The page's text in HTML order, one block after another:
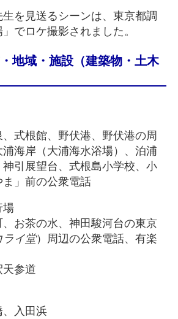
を見送るシーンは、東京都調
でロケ撮影されました。
地域・施設（建築物・土木
式根館、野伏港、野伏港の周
海岸（大浦海水浴場）、泊浦
神引展望台、式根島小学校、小
」前の公衆電話
場
お茶の水、神田駿河台の東京
ライ堂）周辺の公衆電話、有楽
参道
、入田浜